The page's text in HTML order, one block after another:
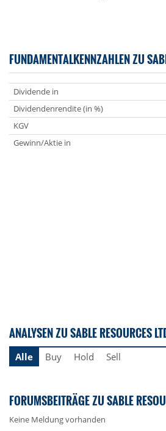
FUNDAMENTALKENNZAHLEN ZU
Dividende in
Dividendenrendite (in %)
KGV
Gewinn/Aktie in
ANALYSEN ZU SABLE RESOURCES
Alle Buy Hold Sell
FORUMSBEITRÄGE ZU SABLE
Keine Meldung vorhanden